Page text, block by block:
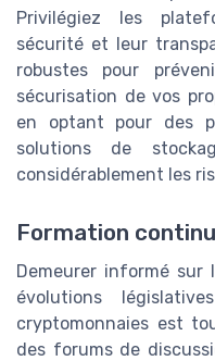
Privilégiez les
sécurité et leur
robustes pour
sécurisation de vos
en optant pour des
solutions de
considérablement les
Formation
Demeurer informé sur
évolutions
cryptomonnaies est
des forums de